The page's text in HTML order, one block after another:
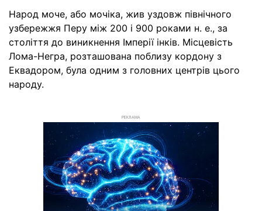
Народ моче, або мочіка, жив уздовж північного
узбережжя Перу між 200 і 900 роками н. е., за
століття до виникнення Імперії інків. Місцевість
Лома-Негра, розташована поблизу кордону з
Еквадором, була одним з головних центрів цього
народу.
РЕКЛАМА